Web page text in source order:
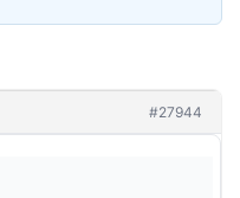
#27944